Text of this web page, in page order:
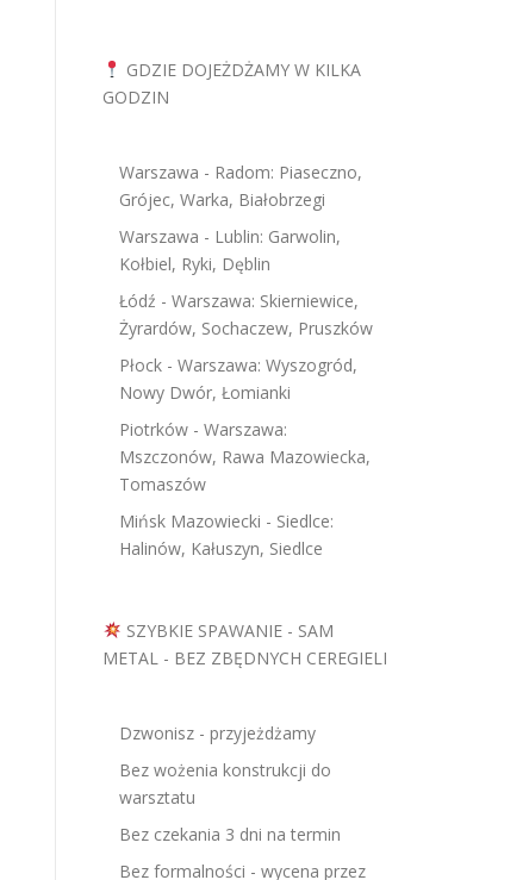
GDZIE DOJEŻDŻAMY W KILKA
GODZIN
Warszawa - Radom: Piaseczno,
Grójec, Warka, Białobrzegi
Warszawa - Lublin: Garwolin,
Kołbiel, Ryki, Dęblin
Łódź - Warszawa: Skierniewice,
Żyrardów, Sochaczew, Pruszków
Płock - Warszawa: Wyszogród,
Nowy Dwór, Łomianki
Piotrków - Warszawa:
Mszczonów, Rawa Mazowiecka,
Tomaszów
Mińsk Mazowiecki - Siedlce:
Halinów, Kałuszyn, Siedlce
SZYBKIE SPAWANIE - SAM
METAL - BEZ ZBĘDNYCH CEREGIELI
Dzwonisz - przyjeżdżamy
Bez wożenia konstrukcji do
warsztatu
Bez czekania 3 dni na termin
Bez formalności - wycena przez